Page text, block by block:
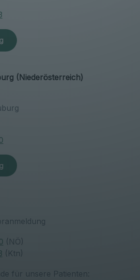
(Niederösterreich)
(NÖ)
(Ktn)
für unsere Patienten: